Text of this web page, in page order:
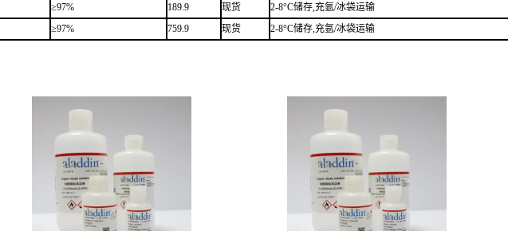
≥97% 189.9 现货
2-8°C储存,充氩/冰袋运输
≥97% 759.9 现货 2-8°C储存,充氩/冰袋运输